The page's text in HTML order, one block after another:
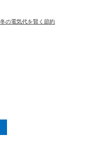
の電気代を賢く節約